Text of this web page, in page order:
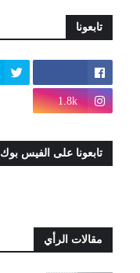
تابعونا
1.8k
تابعونا على الفيس بوك
مقالات الرأي